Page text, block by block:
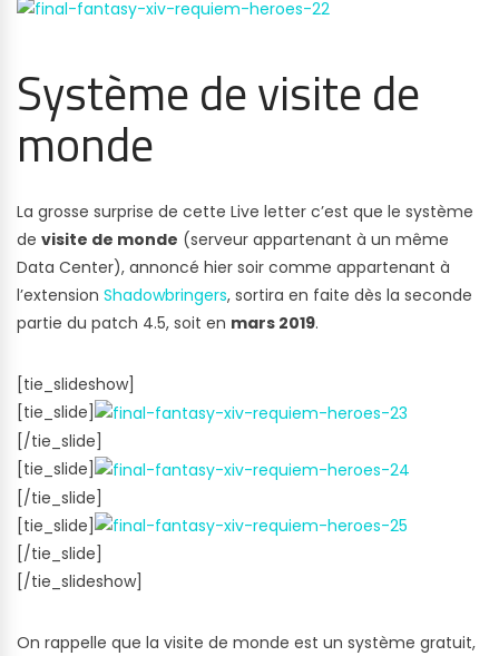
Système de visite de
monde
La grosse surprise de cette Live letter c’est que le système
de visite de monde (serveur appartenant à un même
Data Center), annoncé hier soir comme appartenant à
l’extension Shadowbringers, sortira en faite dès la seconde
partie du patch 4.5, soit en mars 2019.
[tie_slideshow]
[tie_slide]
[/tie_slide]
[tie_slide]
[/tie_slide]
[tie_slide]
[/tie_slide]
[/tie_slideshow]
On rappelle que la visite de monde est un système gratuit,